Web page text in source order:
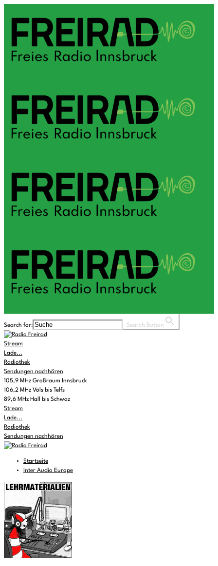
Search for: Search Button
Stream
Lade...
Radiothek
Sendungen nachhören
105,9 MHz Großraum Innsbruck
106,2 MHz Völs bis Telfs
89,6 MHz Hall bis Schwaz
Stream
Lade...
Radiothek
Sendungen nachhören
Startseite
Inter Audio Europe